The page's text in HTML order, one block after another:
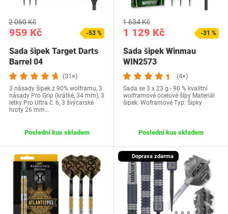
959 Kč
2 060 Kč
-53 %
Sada šipek Target Darts
Barrel 04
(31×)
3 násady šipek z 90% wolframu, 3
násady Pro Grip (krátké, 34 mm), 3
letky Pro Ultra č. 6, 3 švýcarské
hroty 26 mm…
Poslední kus skladem
1 129 Kč
1 634 Kč
-31 %
Sada šipek Winmau
WIN2573
(4×)
Sada se 3 x 23 g - 90 % kvalitní
wolframové ocelové šípy Materiál
šipek: Woframové Typ: Šipky
Poslední kus skladem
Doprava zdarma